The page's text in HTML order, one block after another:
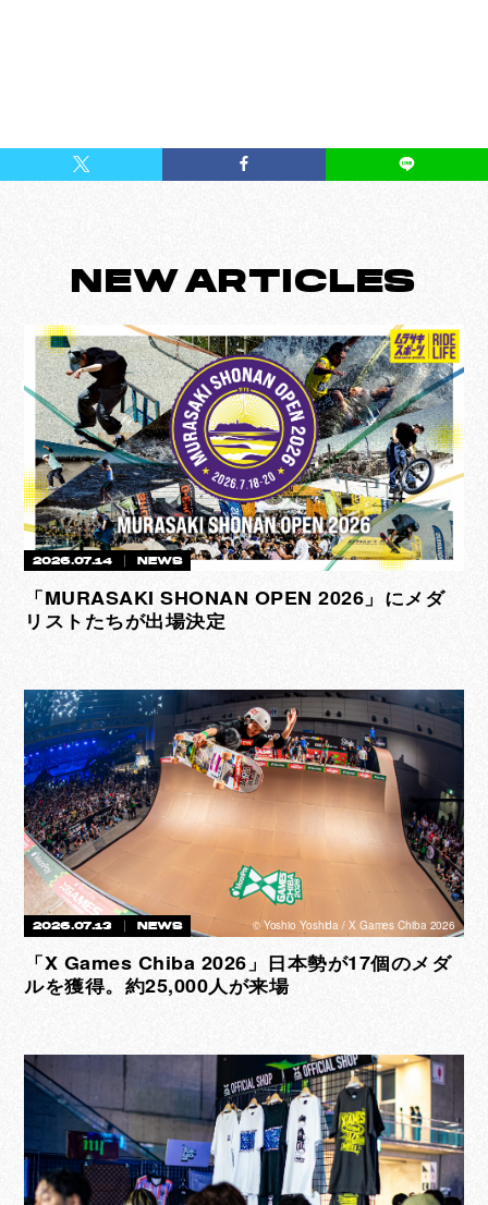
NEWARTICLES
2026.07.14 NEWS
「MURASAKI SHONAN OPEN 2026」にメダ
リストたちが出場決定
2026.07.13 NEWS ©︎ Yoshio Yoshida / X Games Chiba 2026
「X Games Chiba 2026」日本勢が17個のメダ
ルを獲得。約25,000人が来場